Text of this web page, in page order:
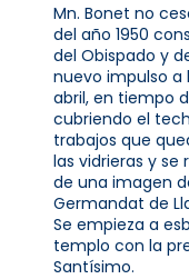
Mn. Bonet no
del año 1950
del Obispado y
nuevo impulso a
abril, en tiempo
cubriendo el
trabajos que
las vidrieras y
de una imagen
Germandat de
Se empieza a
templo con la
Santísimo.